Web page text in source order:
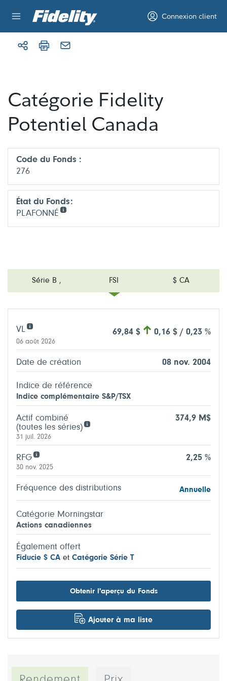
Connexion client
Catégorie Fidelity
Potentiel Canada
Série B , FSI $ CA
Code du Fonds :
276
État du Fonds:
PLAFONNÉ
VL 69,84 $ 0,16 $ / 0,23 %
06 août 2026
Date de création 08 nov. 2004
Indice de référence
Indice complémentaire S&P/TSX
Actif combiné
(toutes les séries)
374,9 M$
31 juil. 2026
RFG 2,25 %
30 nov. 2025
Fréquence des distributions Annuelle
Catégorie Morningstar
Actions canadiennes
Également offert
Fiducie $ CA et Catégorie Série T
Obtenir l'aperçu du Fonds
Ajouter à ma liste